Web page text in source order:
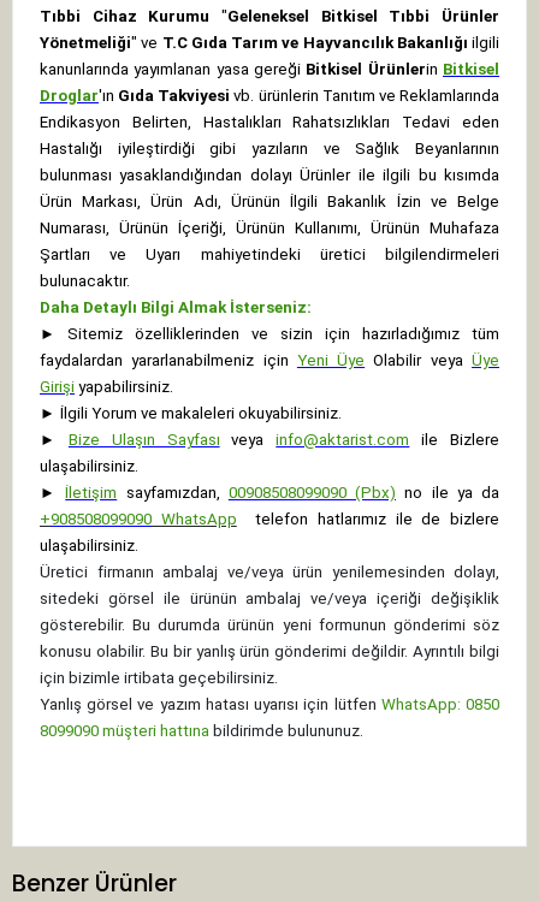
Tıbbi Cihaz Kurumu "Geleneksel Bitkisel Tıbbi Ürünler
Yönetmeliği" ve T.C Gıda Tarım ve Hayvancılık Bakanlığı ilgili
kanunlarında yayımlanan yasa gereği Bitkisel Ürünlerin Bitkisel
Droglar'ın Gıda Takviyesi vb. ürünlerin Tanıtım ve Reklamlarında
Endikasyon Belirten, Hastalıkları Rahatsızlıkları Tedavi eden
Hastalığı iyileştirdiği gibi yazıların ve Sağlık Beyanlarının
bulunması yasaklandığından dolayı Ürünler ile ilgili bu kısımda
Ürün Markası, Ürün Adı, Ürünün İlgili Bakanlık İzin ve Belge
Numarası, Ürünün İçeriği, Ürünün Kullanımı, Ürünün Muhafaza
Şartları ve Uyarı mahiyetindeki üretici bilgilendirmeleri
bulunacaktır.
Daha Detaylı Bilgi Almak İsterseniz:
►
Sitemiz özelliklerinden ve sizin için hazırladığımız tüm
faydalardan yararlanabilmeniz için Yeni Üye Olabilir veyaÜye
Girişi yapabilirsiniz.
► İlgili Yorum ve makaleleri okuyabilirsiniz.
►
Bize Ulaşın Sayfası veya info@aktarist.com
ile Bizlere
ulaşabilirsiniz.
►
İletişim sayfamızdan, 00908508099090 (Pbx) no ile ya da
+908508099090 WhatsApp
telefon hatlarımız ile de bizlere
ulaşabilirsiniz.
Üretici firmanın ambalaj ve/veya ürün yenilemesinden dolayı,
sitedeki görsel ile ürünün ambalaj ve/veya içeriği değişiklik
gösterebilir. Bu durumda ürünün yeni formunun gönderimi söz
konusu olabilir. Bu bir yanlış ürün gönderimi değildir. Ayrıntılı bilgi
için bizimle irtibata geçebilirsiniz.
Yanlış görsel ve yazım hatası uyarısı için lütfen WhatsApp: 0850
8099090 müşteri hattına bildirimde bulununuz.
Benzer Ürünler